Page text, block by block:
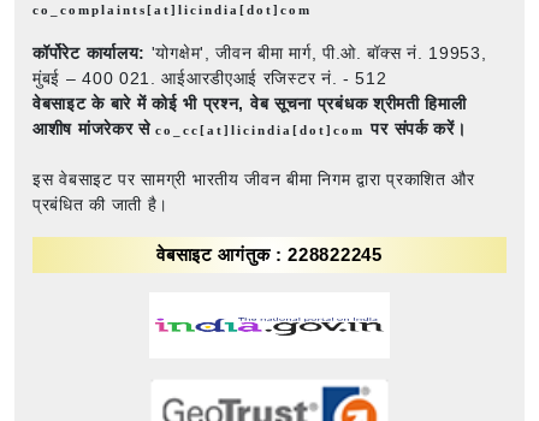
co_complaints[at]licindia[dot]com
कॉर्पोरेट कार्यालय: 'योगक्षेम', जीवन बीमा मार्ग, पी.ओ. बॉक्स नं. 19953,
मुंबई – 400 021. आईआरडीएआई रजिस्टर नं. - 512
वेबसाइट के बारे में कोई भी प्रश्न, वेब सूचना प्रबंधक श्रीमती हिमाली
आशीष मांजरेकर सेco_cc[at]licindia[dot]comपर संपर्क करें।
इस वेबसाइट पर सामग्री भारतीय जीवन बीमा निगम द्वारा प्रकाशित और
प्रबंधित की जाती है।
वेबसाइट आगंतुक : 228822245